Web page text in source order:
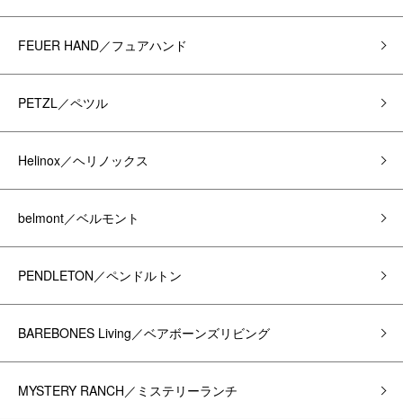
FEUER HAND／フュアハンド
PETZL／ペツル
Helinox／ヘリノックス
belmont／ベルモント
PENDLETON／ペンドルトン
BAREBONES Living／ベアボーンズリビング
MYSTERY RANCH／ミステリーランチ